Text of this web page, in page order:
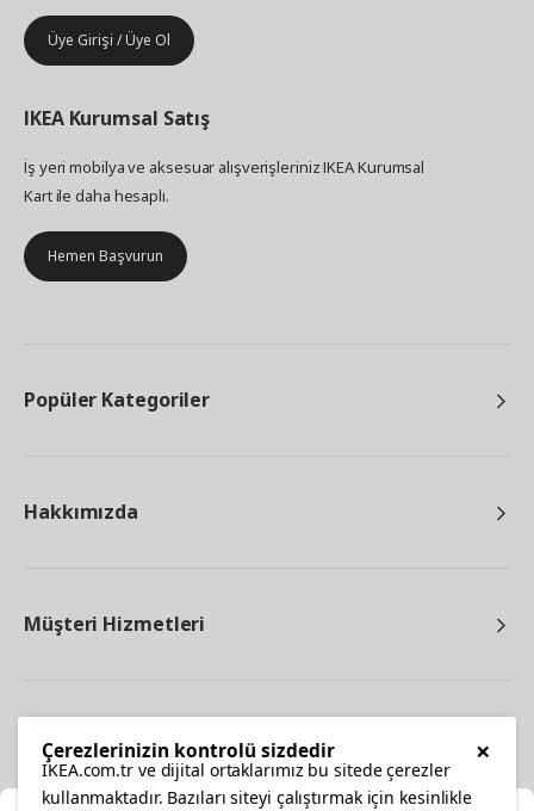
Üye Girişi / Üye Ol
IKEA Kurumsal Satış
İş yeri mobilya ve aksesuar alışverişleriniz IKEA Kurumsal
Kart ile daha hesaplı.
Hemen Başvurun
Popüler Kategoriler
Hakkımızda
Müşteri Hizmetleri
×
Çerezlerinizin kontrolü sizdedir
IKEA.com.tr ve dijital ortaklarımız bu sitede çerezler
kullanmaktadır. Bazıları siteyi çalıştırmak için kesinlikle